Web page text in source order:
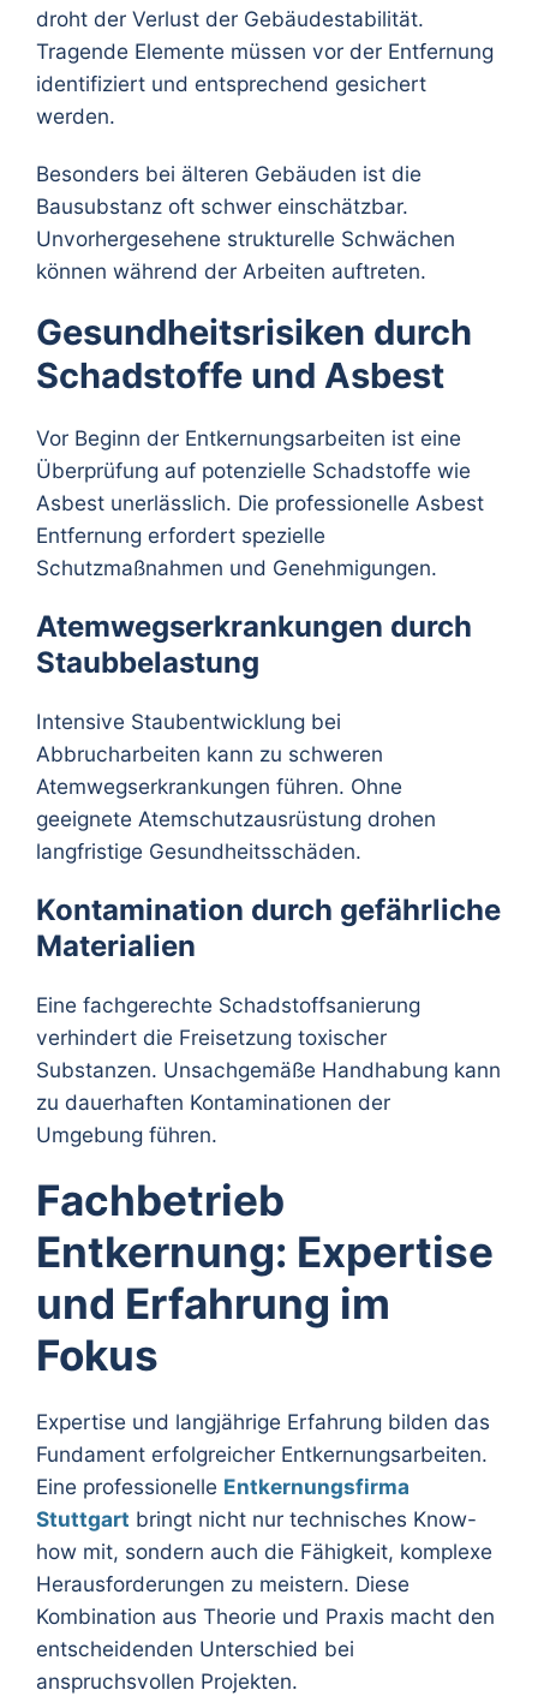
droht der Verlust der Gebäudestabilität.
Tragende Elemente müssen vor der Entfernung
identifiziert und entsprechend gesichert
werden.
Besonders bei älteren Gebäuden ist die
Bausubstanz oft schwer einschätzbar.
Unvorhergesehene strukturelle Schwächen
können während der Arbeiten auftreten.
Gesundheitsrisiken durch
Schadstoffe und Asbest
Vor Beginn der Entkernungsarbeiten ist eine
Überprüfung auf potenzielle Schadstoffe wie
Asbest unerlässlich. Die professionelle Asbest
Entfernung erfordert spezielle
Schutzmaßnahmen und Genehmigungen.
Atemwegserkrankungen durch
Staubbelastung
Intensive Staubentwicklung bei
Abbrucharbeiten kann zu schweren
Atemwegserkrankungen führen. Ohne
geeignete Atemschutzausrüstung drohen
langfristige Gesundheitsschäden.
Kontamination durch gefährliche
Materialien
Eine fachgerechte Schadstoffsanierung
verhindert die Freisetzung toxischer
Substanzen. Unsachgemäße Handhabung kann
zu dauerhaften Kontaminationen der
Umgebung führen.
Fachbetrieb
Entkernung: Expertise
und Erfahrung im
Fokus
Expertise und langjährige Erfahrung bilden das
Fundament erfolgreicher Entkernungsarbeiten.
Eine professionelle Entkernungsfirma
Stuttgart bringt nicht nur technisches Know-
how mit, sondern auch die Fähigkeit, komplexe
Herausforderungen zu meistern. Diese
Kombination aus Theorie und Praxis macht den
entscheidenden Unterschied bei
anspruchsvollen Projekten.